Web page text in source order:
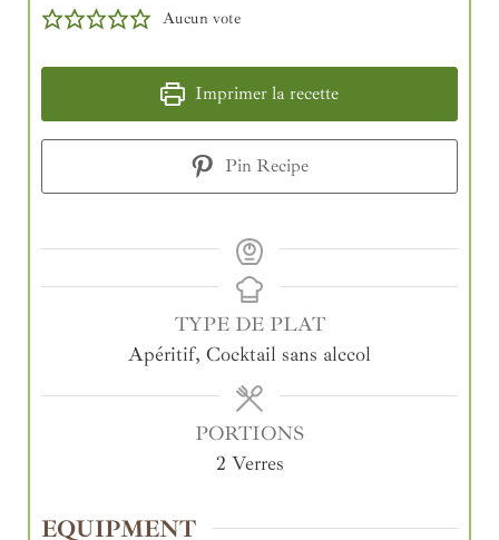
Aucun vote
Imprimer la recette
Pin Recipe
TYPE DE PLAT
Apéritif, Cocktail sans alccol
PORTIONS
2 Verres
EQUIPMENT